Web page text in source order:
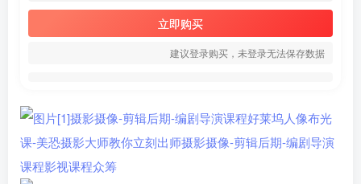
立即购买
建议登录购买，未登录无法保存数据